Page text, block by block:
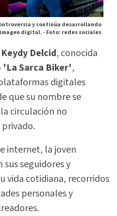
y continúa desarrollando
digital. -Foto: redes sociales
Keydy Delcid, conocida
'La Sarca Biker',
digitales
que su nombre se
circulación no
internet, la joven
seguidores y
vida cotidiana, recorridos
personales y